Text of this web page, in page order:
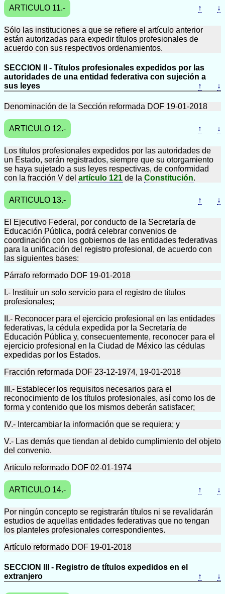
ARTICULO 11.- ↑ ↓
Sólo las instituciones a que se refiere el artículo anterior
están autorizadas para expedir títulos profesionales de
acuerdo con sus respectivos ordenamientos.
SECCION II - Títulos profesionales expedidos por las
autoridades de una entidad federativa con sujeción a
sus leyes
↑ ↓
Denominación de la Sección reformada DOF 19-01-2018
ARTICULO 12.- ↑ ↓
Los títulos profesionales expedidos por las autoridades de
un Estado, serán registrados, siempre que su otorgamiento
se haya sujetado a sus leyes respectivas, de conformidad
con la fracción V del artículo 121 de la Constitución.
ARTICULO 13.- ↑ ↓
El Ejecutivo Federal, por conducto de la Secretaría de
Educación Pública, podrá celebrar convenios de
coordinación con los gobiernos de las entidades federativas
para la unificación del registro profesional, de acuerdo con
las siguientes bases:
Párrafo reformado DOF 19-01-2018
I.- Instituir un solo servicio para el registro de títulos
profesionales;
II.- Reconocer para el ejercicio profesional en las entidades
federativas, la cédula expedida por la Secretaría de
Educación Pública y, consecuentemente, reconocer para el
ejercicio profesional en la Ciudad de México las cédulas
expedidas por los Estados.
Fracción reformada DOF 23-12-1974, 19-01-2018
III.- Establecer los requisitos necesarios para el
reconocimiento de los títulos profesionales, así como los de
forma y contenido que los mismos deberán satisfacer;
IV.- Intercambiar la información que se requiera; y
V.- Las demás que tiendan al debido cumplimiento del objeto
del convenio.
Artículo reformado DOF 02-01-1974
ARTICULO 14.- ↑ ↓
Por ningún concepto se registrarán títulos ni se revalidarán
estudios de aquellas entidades federativas que no tengan
los planteles profesionales correspondientes.
Artículo reformado DOF 19-01-2018
SECCION III - Registro de títulos expedidos en el
extranjero
↑ ↓